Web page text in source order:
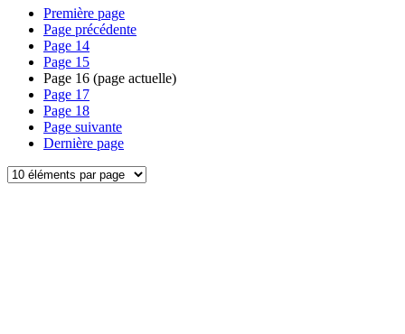
Première page
Page précédente
Page 14
Page 15
Page 16 (page actuelle)
Page 17
Page 18
Page suivante
Dernière page